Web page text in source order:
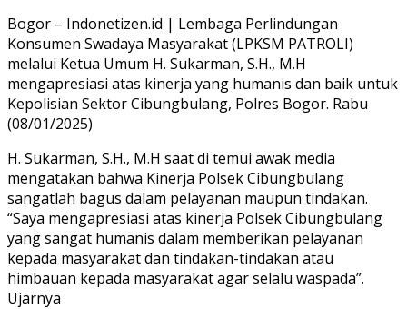
Bogor – Indonetizen.id | Lembaga Perlindungan
Konsumen Swadaya Masyarakat (LPKSM PATROLI)
melalui Ketua Umum H. Sukarman, S.H., M.H
mengapresiasi atas kinerja yang humanis dan baik untuk
Kepolisian Sektor Cibungbulang, Polres Bogor. Rabu
(08/01/2025)
H. Sukarman, S.H., M.H saat di temui awak media
mengatakan bahwa Kinerja Polsek Cibungbulang
sangatlah bagus dalam pelayanan maupun tindakan.
“Saya mengapresiasi atas kinerja Polsek Cibungbulang
yang sangat humanis dalam memberikan pelayanan
kepada masyarakat dan tindakan-tindakan atau
himbauan kepada masyarakat agar selalu waspada”.
Ujarnya